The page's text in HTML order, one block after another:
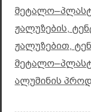
ჟალუზების,
ჟალუზებით,
ალუმინის